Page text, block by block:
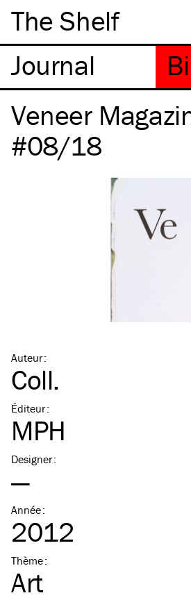
The Shelf
Veneer
#08/18
Auteur:
Coll.
Éditeur:
MPH
Designer:
—
Année:
2012
Thème:
Art